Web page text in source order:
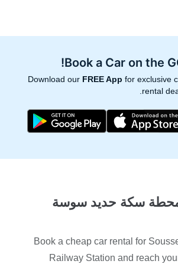
Book a Car on the
Download our FREE App for exclusive
rental
محطة سكة حديد سوسة
Book a cheap car rental for
Railway Station and reach